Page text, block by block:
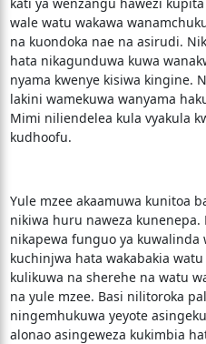
wale watu wakawa
na kuondoka nae na asirudi.
hata nikagunduwa kuwa
nyama kwenye kisiwa kingine.
lakini wamekuwa wanyama
Mimi niliendelea kula vyakula
kudhoofu.
Yule mzee akaamuwa kunitoa
nikiwa huru naweza
nikapewa funguo ya kuwalinda
kuchinjwa hata wakabakia
kulikuwa na sherehe na watu
na yule mzee. Basi nilitoroka
ningemhukuwa yeyote
alonao asingeweza kukimbia